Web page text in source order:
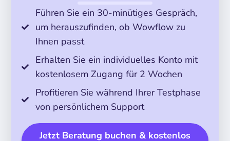
Führen Sie ein 30-minütiges Gespräch,
um herauszufinden, ob Wowflow zu
Ihnen passt
Erhalten Sie ein individuelles Konto mit
kostenlosem Zugang für 2 Wochen
Profitieren Sie während Ihrer Testphase
von persönlichem Support
Jetzt Beratung buchen & kostenlos